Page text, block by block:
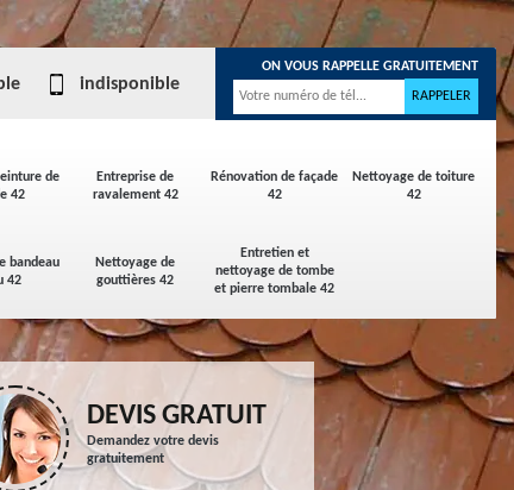
de
42
Entreprise de
ravalement 42
Rénovation de façade
42
Nettoyage de toiture
42
bandeau
42
Nettoyage de
gouttières 42
Entretien et
nettoyage de tombe
et pierre tombale 42
indisponible
ON VOUS RAPPELLE GRATUITEMENT
DEVIS GRATUIT
Demandez votre devis
gratuitement